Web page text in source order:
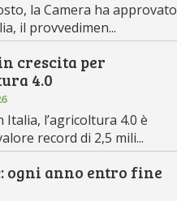
la Camera ha approvato
il provvedimen...
crescita per
4.0
Italia, l’agricoltura 4.0 è
record di 2,5 mili...
ogni anno entro fine